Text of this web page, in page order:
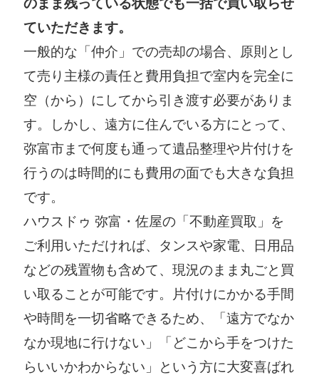
のまま残っている状態でも一括で買い取らせ
ていただきます。
一般的な「仲介」での売却の場合、原則とし
て売り主様の責任と費用負担で室内を完全に
空（から）にしてから引き渡す必要がありま
す。しかし、遠方に住んでいる方にとって、
弥富市まで何度も通って遺品整理や片付けを
行うのは時間的にも費用の面でも大きな負担
です。
ハウスドゥ 弥富・佐屋の「不動産買取」を
ご利用いただければ、タンスや家電、日用品
などの残置物も含めて、現況のまま丸ごと買
い取ることが可能です。片付けにかかる手間
や時間を一切省略できるため、「遠方でなか
なか現地に行けない」「どこから手をつけた
らいいかわからない」という方に大変喜ばれ